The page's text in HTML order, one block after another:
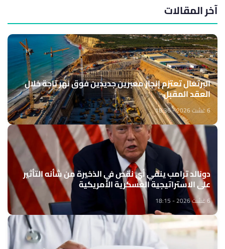
آخر المقالات
البرتغال تعتزم إنجاز معبرين جديدين فوق نهر تاجة خلال
العقد المقبل
6 غشت 2026 - 18:36
دونالد ترامب ينفي أي نقص في الذخيرة من شأنه التأثير
على الاستراتيجية العسكرية الأمريكية
6 غشت 2026 - 18:15